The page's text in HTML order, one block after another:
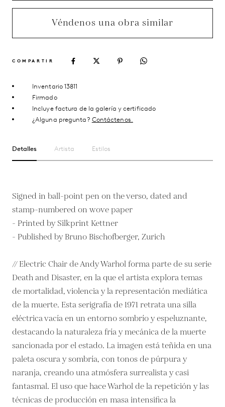
Véndenos una obra similar
COMPARTIR
Inventario 13811
Firmado
Incluye factura de la galería y certificado
¿Alguna pregunta? Contáctenos.
Detalles Artista Estilos
Signed in ball-point pen on the verso, dated and
stamp-numbered on wove paper
- Printed by Silkprint Kettner
- Published by Bruno Bischofberger, Zurich
// Electric Chair de Andy Warhol forma parte de su serie
Death and Disaster, en la que el artista explora temas
de mortalidad, violencia y la representación mediática
de la muerte. Esta serigrafía de 1971 retrata una silla
eléctrica vacía en un entorno sombrío y espeluznante,
destacando la naturaleza fría y mecánica de la muerte
sancionada por el estado. La imagen está teñida en una
paleta oscura y sombría, con tonos de púrpura y
naranja, creando una atmósfera surrealista y casi
fantasmal. El uso que hace Warhol de la repetición y las
técnicas de producción en masa intensifica la